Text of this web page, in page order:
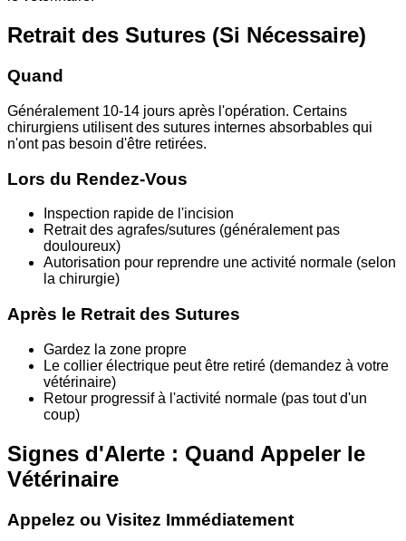
Retrait des Sutures (Si Nécessaire)
Quand
Généralement 10-14 jours après l'opération. Certains
chirurgiens utilisent des sutures internes absorbables qui
n'ont pas besoin d'être retirées.
Lors du Rendez-Vous
Inspection rapide de l'incision
Retrait des agrafes/sutures (généralement pas
douloureux)
Autorisation pour reprendre une activité normale (selon
la chirurgie)
Après le Retrait des Sutures
Gardez la zone propre
Le collier électrique peut être retiré (demandez à votre
vétérinaire)
Retour progressif à l'activité normale (pas tout d'un
coup)
Signes d'Alerte : Quand Appeler le
Vétérinaire
Appelez ou Visitez Immédiatement